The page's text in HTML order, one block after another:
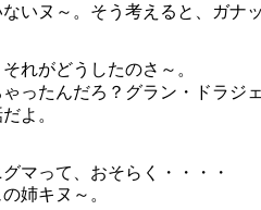
ないヌ～。そう考えると、ガナ
それがどうしたのさ～。
ったんだろ？グラン・ドラジ
よ。
グマって、おそらく・・・・
姉キヌ～。